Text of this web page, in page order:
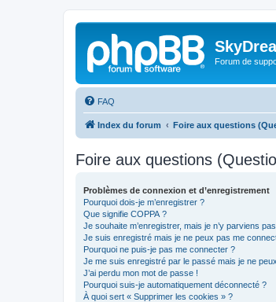
Forum de
FAQ
Index du forum Foire aux questions
Foire aux questions
Problèmes de connexion et d’enregistrement
Pourquoi dois-je m’enregistrer ?
Que signifie COPPA ?
Je souhaite m’enregistrer, mais je n’y parviens
Je suis enregistré mais je ne peux pas me
Pourquoi ne puis-je pas me connecter ?
Je me suis enregistré par le passé mais je ne
J’ai perdu mon mot de passe !
Pourquoi suis-je automatiquement déconnecté ?
À quoi sert « Supprimer les cookies » ?